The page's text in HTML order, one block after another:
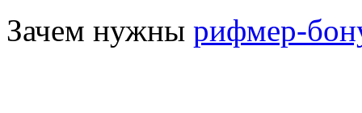
Зачем нужны рифмер-